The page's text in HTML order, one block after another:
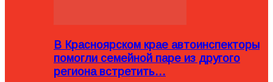
В Красноярском крае автоинспекторы
помогли семейной паре из другого
региона встретить…